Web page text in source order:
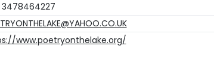
3478464227
www.poetryonthelake.org/